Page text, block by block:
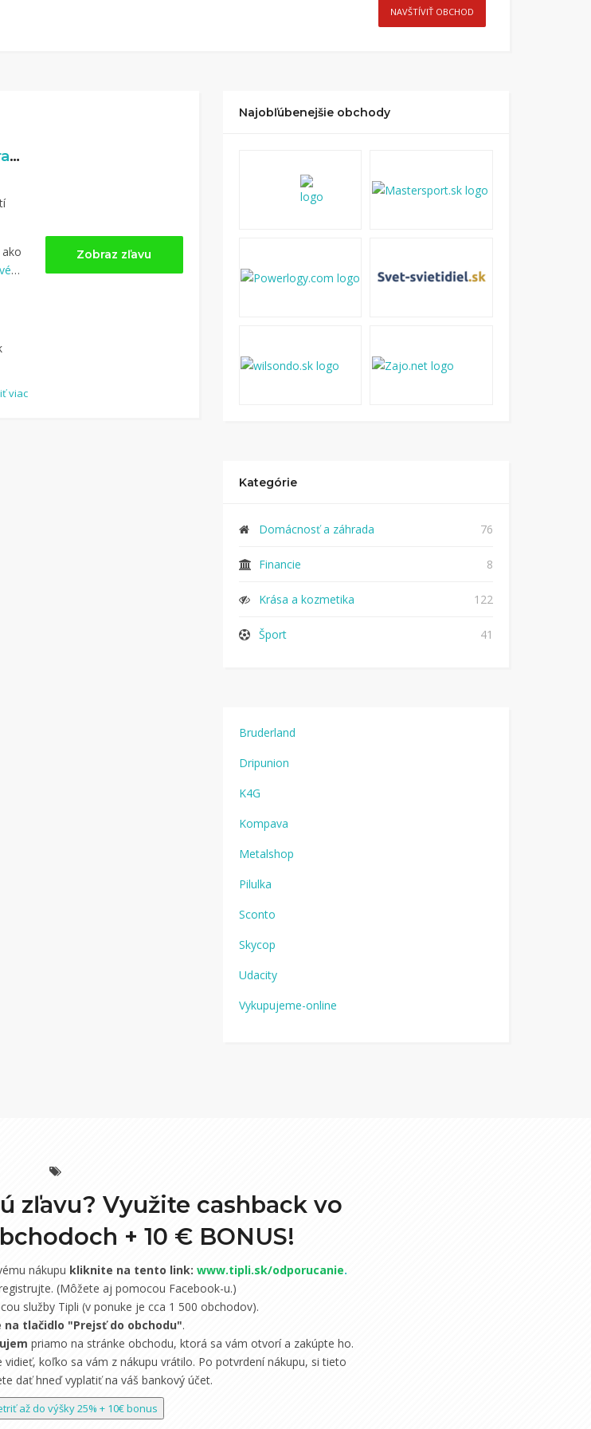
NAVŠTÍVIŤ OBCHOD
2% naspäť z hodnoty núkupu na Pravaklobasa.sk
viac
Zobraz zľavu
Najobľúbenejšie obchody
Kategórie
Domácnosť a záhrada 76
Financie 8
Krása a kozmetika 122
Šport 41
Bruderland
Dripunion
K4G
Kompava
Metalshop
Pilulka
Sconto
Skycop
Udacity
Vykupujeme-online
zľavu? Využite cashback vo
+10 € BONUS!
nákupu kliknite na tento link: www.tipli.sk/odporucanie.
(Môžete aj pomocou Facebook-u.)
služby Tipli (v ponuke je cca 1 500 obchodov).
na tlačidlo "Prejsť do obchodu".
priamo na stránke obchodu, ktorá sa vám otvorí a zakúpte ho.
koľko sa vám z nákupu vrátilo. Po potvrdení nákupu, si tieto
dať hneď vyplatiť na váš bankový účet.
až do výšky 25% + 10€ bonus